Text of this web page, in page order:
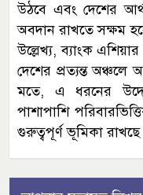
উঠবে এবং দেশের
অবদান রাখতে সক্ষম
উল্লেখ্য, ব্যাংক
দেশের প্রত্যন্ত অঞ্চলে
মতে, এ ধরনের
পাশাপাশি
গুরুত্বপূর্ণ ভূমিকা